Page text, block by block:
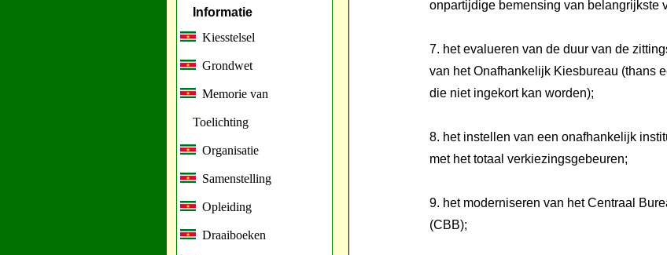
Informatie
Kiesstelsel
Grondwet
Memorie van
Toelichting
Organisatie
Samenstelling
Opleiding
Draaiboeken
onpartijdige bemensing van belangrijkste
7. het evalueren van de duur van de
van het Onafhankelijk Kiesbureau (thans
die niet ingekort kan worden);
8. het instellen van een onafhankelijk
met het totaal verkiezingsgebeuren;
9. het moderniseren van het Centraal
(CBB);